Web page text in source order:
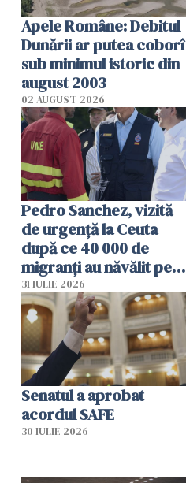
Apele Române: Debitul
Dunării ar putea coborî
sub minimul istoric din
august 2003
02 AUGUST 2026
Pedro Sanchez, vizită
de urgență la Ceuta
după ce 40 000 de
migranți au năvălit pe
teritoriul spaniol: „Vom
mobiliza toate
resursele"
31 IULIE 2026
Senatul a aprobat
acordul SAFE
30 IULIE 2026